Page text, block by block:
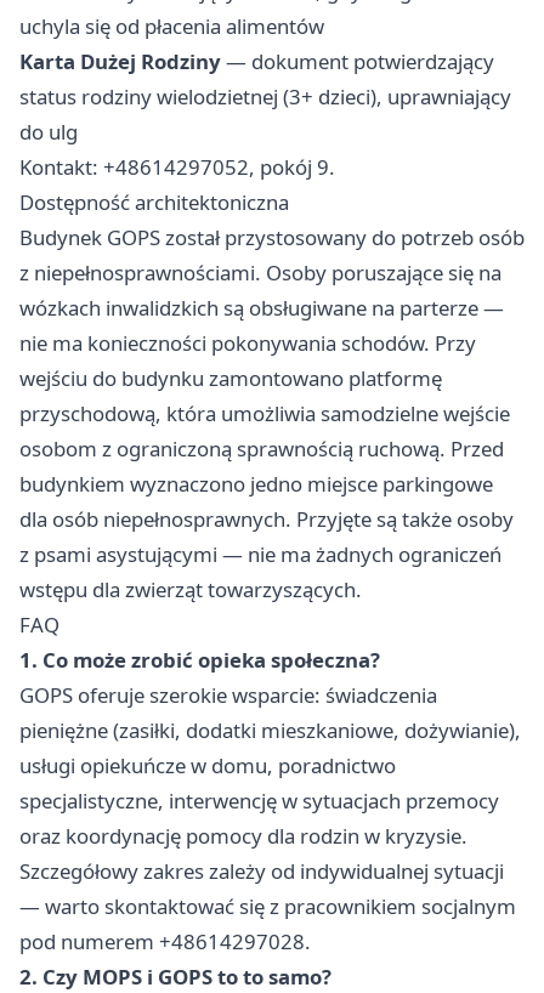
uchyla się od płacenia alimentów
Karta Dużej Rodziny— dokument potwierdzający
status rodziny wielodzietnej (3+ dzieci), uprawniający
do ulg
Kontakt: +48614297052, pokój 9.
Dostępność architektoniczna
Budynek GOPS został przystosowany do potrzeb osób
z niepełnosprawnościami. Osoby poruszające się na
wózkach inwalidzkich są obsługiwane na parterze —
nie ma konieczności pokonywania schodów. Przy
wejściu do budynku zamontowano platformę
przyschodową, która umożliwia samodzielne wejście
osobom z ograniczoną sprawnością ruchową. Przed
budynkiem wyznaczono jedno miejsce parkingowe
dla osób niepełnosprawnych. Przyjęte są także osoby
z psami asystującymi — nie ma żadnych ograniczeń
wstępu dla zwierząt towarzyszących.
FAQ
1. Co może zrobić opieka społeczna?
GOPS oferuje szerokie wsparcie: świadczenia
pieniężne (zasiłki, dodatki mieszkaniowe, dożywianie),
usługi opiekuńcze w domu, poradnictwo
specjalistyczne, interwencję w sytuacjach przemocy
oraz koordynację pomocy dla rodzin w kryzysie.
Szczegółowy zakres zależy od indywidualnej sytuacji
— warto skontaktować się z pracownikiem socjalnym
pod numerem +48614297028.
2. Czy MOPS i GOPS to to samo?